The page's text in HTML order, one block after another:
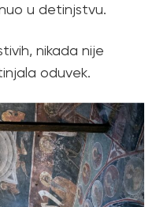
u detinjstvu.
nikada nije
oduvek.